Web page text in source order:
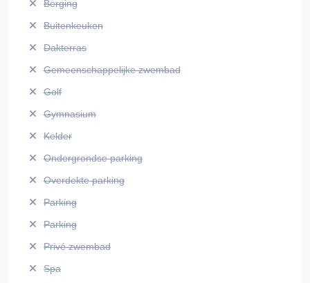
Berging
Buitenkeuken
Dakterras
Gemeenschappelijke zwembad
Golf
Gymnasium
Kelder
Ondergrondse parking
Overdekte parking
Parking
Parking
Privé zwembad
Spa